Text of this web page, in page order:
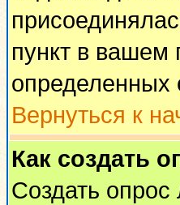
пункт в вашем
определенных
Вернуться к
Как создать
Создать опрос